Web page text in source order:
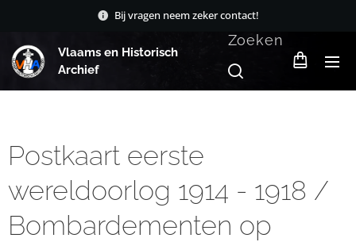
Bij vragen neem zeker contact!
Vlaams en Historisch
Archief
Zoeken
Postkaart eerste
wereldoorlog 1914 - 1918 /
Bombardementen op